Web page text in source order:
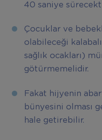
40 saniye
Çocuklar ve
olabileceği
sağlık ocakları)
götürmemelidir.
Fakat hijyenin
bünyesini olması
hale getirebilir.